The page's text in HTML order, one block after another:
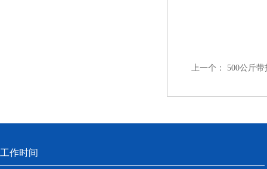
上一个： 500公斤
工作时间